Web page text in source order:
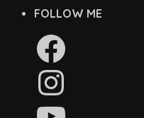
FOLLOW ME
Facebook
Instagram
YouTube